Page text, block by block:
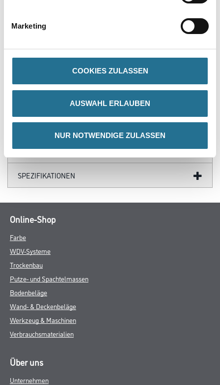
Marketing
COOKIES ZULASSEN
AUSWAHL ERLAUBEN
NUR NOTWENDIGE ZULASSEN
% natürlichen Rohstoffen hergestellt (z. B. Leinöl, Baumharz,
Holzmehl, Kakaobohnenschalen und Jute) von denen 76 %
- Fußbodenheizung geeignet für wasserführende Systeme
DATENBLÄTTER
SPEZIFIKATIONEN
Online-Shop
Farbe
WDV-Systeme
Trockenbau
Putze- und Spachtelmassen
Bodenbeläge
Wand- & Deckenbeläge
Werkzeug & Maschinen
Verbrauchsmaterialien
Über uns
Unternehmen